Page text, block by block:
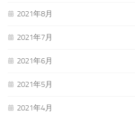
2021年8月
2021年7月
2021年6月
2021年5月
2021年4月